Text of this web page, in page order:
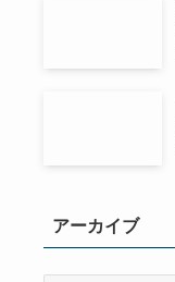
アーカイブ